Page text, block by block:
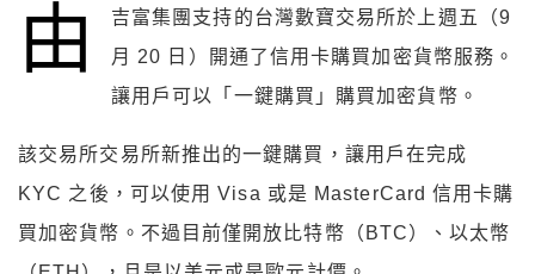
由
吉富集團支持的台灣數寶交易所於上週五（9
月 20 日）開通了信用卡購買加密貨幣服務。
讓用戶可以「一鍵購買」購買加密貨幣。
該交易所交易所新推出的一鍵購買，讓用戶在完成
KYC 之後，可以使用 Visa 或是 MasterCard 信用卡購
買加密貨幣。不過目前僅開放比特幣（BTC）、以太幣